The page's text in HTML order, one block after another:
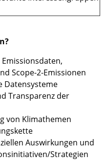
Scope-2-Emissionen
Datensysteme
Transparenz der
von Klimathemen
Auswirkungen und
Strategien